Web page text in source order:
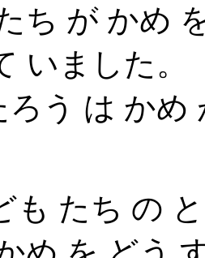
ち が かめ
いました。
ろう は か
も たち の